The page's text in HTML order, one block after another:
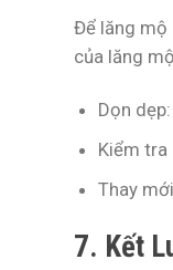
Để lăng mộ
của lăng
Dọn dẹp:
Kiểm tra
Thay
7. Kết